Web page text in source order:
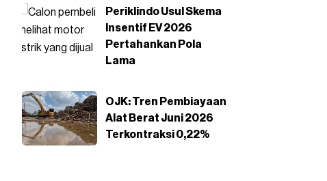
Periklindo Usul Skema
Insentif EV 2026
Pertahankan Pola
Lama
OJK: Tren Pembiayaan
Alat Berat Juni 2026
Terkontraksi 0,22%